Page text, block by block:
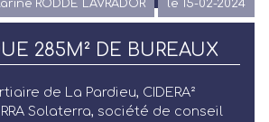
RODDE LAVRADOR le 15-02-2024
285M² DE BUREAUX
de La Pardieu, CIDERA²
Solaterra, société de conseil